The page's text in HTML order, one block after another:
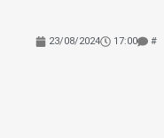
23/08/2024 17:00 #